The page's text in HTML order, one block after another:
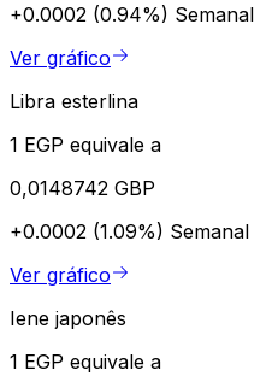
+0.0002 (0.94%) Semanal
Ver gráfico
Libra esterlina
1 EGP equivale a
0,0148742 GBP
+0.0002 (1.09%) Semanal
Ver gráfico
Iene japonês
1 EGP equivale a